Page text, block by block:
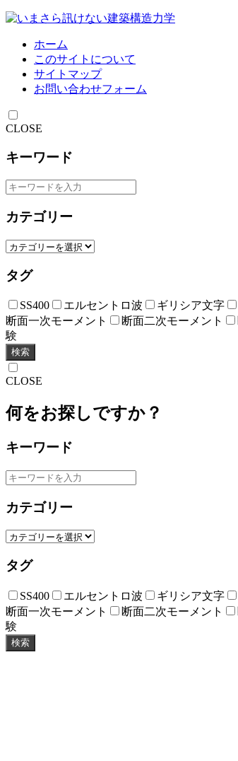
ホーム
このサイトについて
サイトマップ
お問い合わせフォーム
CLOSE
キーワード
カテゴリー
タグ
SS400 エルセントロ波 ギリシア文字
断面一次モーメント
断面二次モーメント
験
検索
CLOSE
何をお探しですか？
キーワード
カテゴリー
タグ
SS400 エルセントロ波 ギリシア文字
断面一次モーメント
断面二次モーメント
験
検索